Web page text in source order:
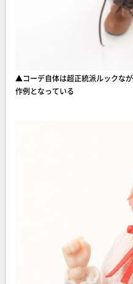
▲コーデ自体は超正統派ルックな
作例となっている